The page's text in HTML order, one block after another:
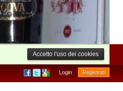
Accetto l'uso dei cookies
Login Registrati